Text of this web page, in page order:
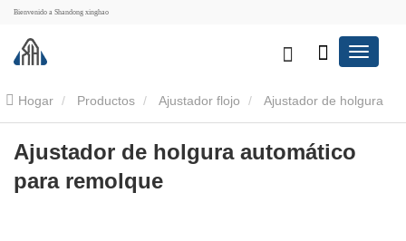
Bienvenido a Shandong xinghao
Hogar Productos Ajustador flojo Ajustador de holgura
del remolque Ajustador de holgura automático para remolque
Ajustador de holgura automático
para remolque